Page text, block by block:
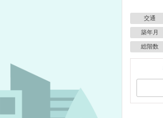
交通
築年月
総階数